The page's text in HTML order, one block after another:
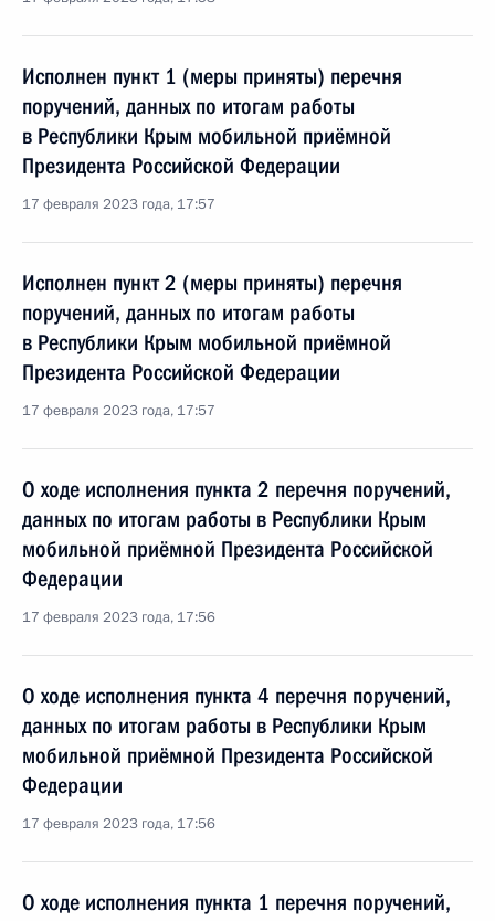
Исполнен пункт 1 (меры приняты) перечня
поручений, данных по итогам работы
в Республики Крым мобильной приёмной
Президента Российской Федерации
17 февраля 2023 года, 17:57
Исполнен пункт 2 (меры приняты) перечня
поручений, данных по итогам работы
в Республики Крым мобильной приёмной
Президента Российской Федерации
17 февраля 2023 года, 17:57
О ходе исполнения пункта 2 перечня поручений,
данных по итогам работы в Республики Крым
мобильной приёмной Президента Российской
Федерации
17 февраля 2023 года, 17:56
О ходе исполнения пункта 4 перечня поручений,
данных по итогам работы в Республики Крым
мобильной приёмной Президента Российской
Федерации
17 февраля 2023 года, 17:56
О ходе исполнения пункта 1 перечня поручений,